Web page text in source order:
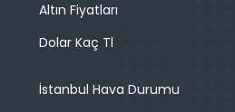
Altın Fiyatları
Dolar Kaç Tl
İstanbul Hava Durumu